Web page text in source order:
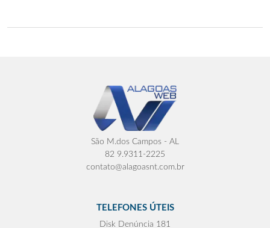
São M.dos Campos - AL
82 9.9311-2225
contato@alagoasnt.com.br
TELEFONES ÚTEIS
Disk Denúncia 181